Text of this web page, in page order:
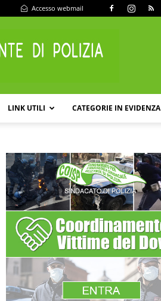
Accesso webmail
LINK UTILI CATEGORIE IN EVIDENZA